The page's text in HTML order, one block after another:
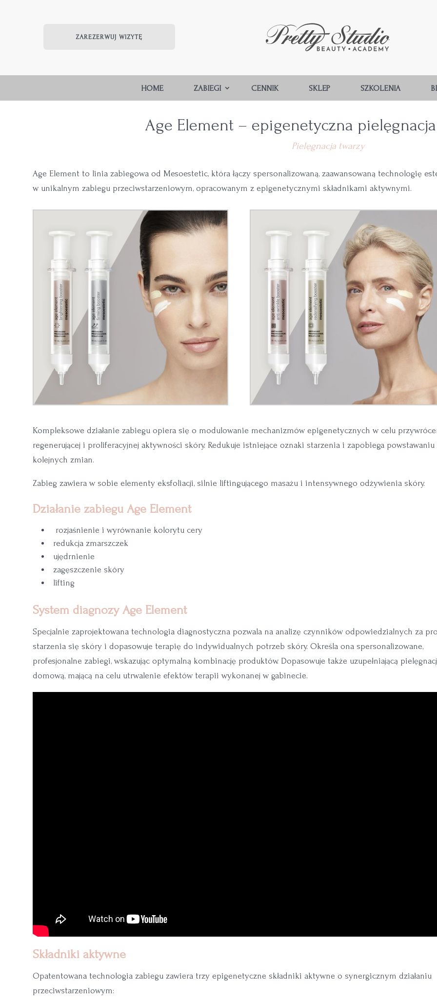
ZAREZERWUJ WIZYTĘ
HOME ZABIEGI CENNIK SKLEP SZKOLENIA
Age Element – epigenetyczna
Pielęgnacja twarzy
Age Element to linia zabiegowa od Mesoestetic, która łączy spersonalizowaną, zaawansowaną technologię
w unikalnym zabiegu przeciwstarzeniowym, opracowanym z epigenetycznymi składnikami aktywnymi.
Kompleksowe działanie zabiegu opiera się o modulowanie mechanizmów epigenetycznych w celu
regenerującej i proliferacyjnej aktywności skóry. Redukuje istniejące oznaki starzenia i zapobiega powstawaniu
kolejnych zmian.
Zabieg zawiera w sobie elementy eksfoliacji, silnie liftingującego masażu i intensywnego odżywienia skóry.
Działanie zabiegu Age Element
rozjaśnienie i wyrównanie kolorytu cery
redukcja zmarszczek
ujędrnienie
zagęszczenie skóry
lifting
System diagnozy Age Element
Specjalnie zaprojektowana technologia diagnostyczna pozwala na analizę czynników odpowiedzialnych za
starzenia się skóry i dopasowuje terapię do indywidualnych potrzeb skóry. Określa ona spersonalizowane,
profesjonalne zabiegi, wskazując optymalną kombinację produktów. Dopasowuje także uzupełniającą
domową, mającą na celu utrwalenie efektów terapii wykonanej w gabinecie.
Składniki aktywne
Opatentowana technologia zabiegu zawiera trzy epigenetyczne składniki aktywne o synergicznym działaniu
przeciwstarzeniowym: